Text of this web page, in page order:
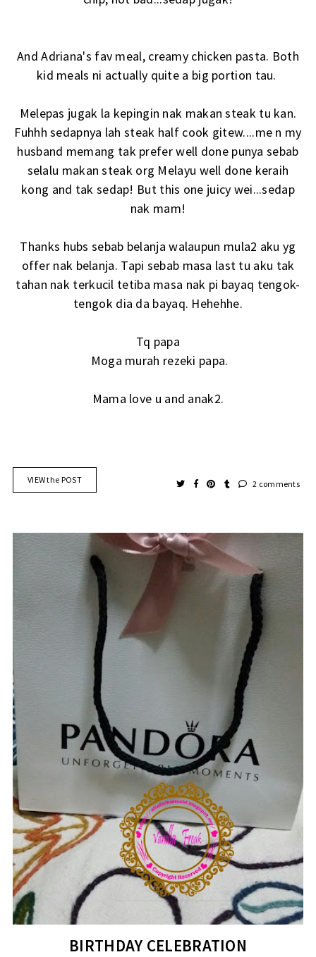
And Adriana's fav meal, creamy chicken pasta. Both
kid meals ni actually quite a big portion tau.
Melepas jugak la kepingin nak makan steak tu kan.
Fuhhh sedapnya lah steak half cook gitew....me n my
husband memang tak prefer well done punya sebab
selalu makan steak org Melayu well done keraih
kong and tak sedap! But this one juicy wei...sedap
nak mam!
Thanks hubs sebab belanja walaupun mula2 aku yg
offer nak belanja. Tapi sebab masa last tu aku tak
tahan nak terkucil tetiba masa nak pi bayaq tengok-
tengok dia da bayaq. Hehehhe.
Tq papa
Moga murah rezeki papa.
Mama love u and anak2.
VIEW the POST 2 comments
BIRTHDAY CELEBRATION